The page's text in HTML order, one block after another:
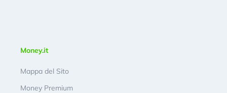
Money.it
Mappa del Sito
Money Premium